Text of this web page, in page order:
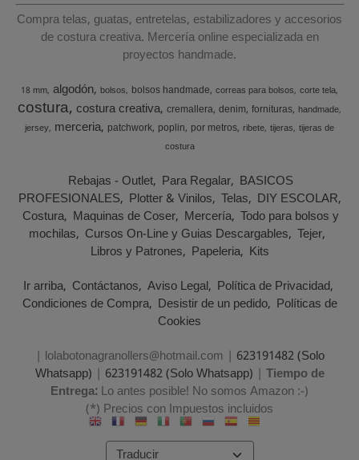
Compra telas, guatas, entretelas, estabilizadores y accesorios
de costura creativa. Mercería online especializada en
proyectos handmade.
18 mm algodón bolsos bolsos handmade correas para bolsos corte tela
costura costura creativa cremallera denim fornituras handmade
jersey merceria patchwork poplin por metros ribete tijeras tijeras de
costura
Rebajas - Outlet Para Regalar BASICOS
PROFESIONALES Plotter & Vinilos Telas DIY ESCOLAR
Costura Maquinas de Coser Mercería Todo para bolsos y
mochilas Cursos On-Line y Guias Descargables Tejer
Libros y Patrones Papeleria Kits
Ir arriba Contáctanos Aviso Legal Política de Privacidad
Condiciones de Compra Desistir de un pedido Políticas de
Cookies
| lolabotonagranollers@hotmail.com | 623191482 (Solo
Whatsapp) | 623191482 (Solo Whatsapp) | Tiempo de
Entrega:Lo antes posible! No somos Amazon :-)
(*) Precios con Impuestos incluidos